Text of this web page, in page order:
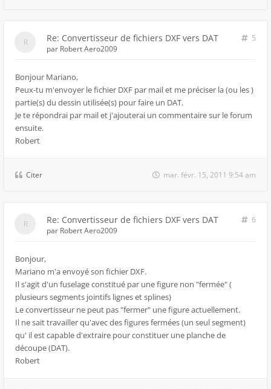
Re: Convertisseur de fichiers DXF vers DAT
5
par Robert Aero2009
Bonjour Mariano,
Peux-tu m'envoyer le fichier DXF par mail et me préciser la (ou les )
partie(s) du dessin utilisée(s) pour faire un DAT.
Je te répondrai par mail et j'ajouterai un commentaire sur le forum
ensuite.
Robert
Citer mar. févr. 15, 2011 9:54 am
Re: Convertisseur de fichiers DXF vers DAT
6
par Robert Aero2009
Bonjour,
Mariano m'a envoyé son fichier DXF.
Il s'agit d'un fuselage constitué par une figure non "fermée" (
plusieurs segments jointifs lignes et splines)
Le convertisseur ne peut pas "fermer" une figure actuellement.
Il ne sait travailler qu'avec des figures fermées (un seul segment)
qu' il est capable d'extraire pour constituer une planche de
découpe (DAT).
Robert